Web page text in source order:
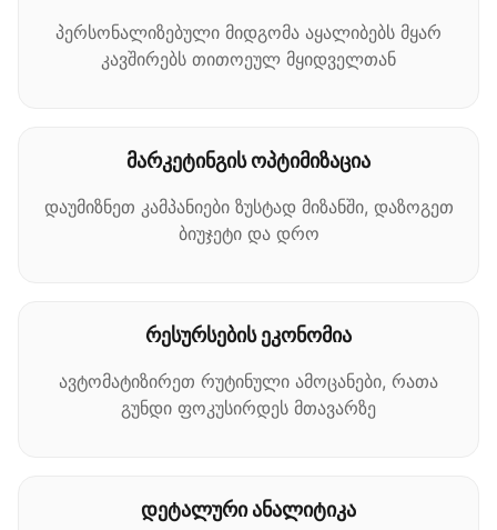
პერსონალიზებული მიდგომა აყალიბებს მყარ
კავშირებს თითოეულ მყიდველთან
მარკეტინგის ოპტიმიზაცია
დაუმიზნეთ კამპანიები ზუსტად მიზანში, დაზოგეთ
ბიუჯეტი და დრო
რესურსების ეკონომია
ავტომატიზირეთ რუტინული ამოცანები, რათა
გუნდი ფოკუსირდეს მთავარზე
დეტალური ანალიტიკა